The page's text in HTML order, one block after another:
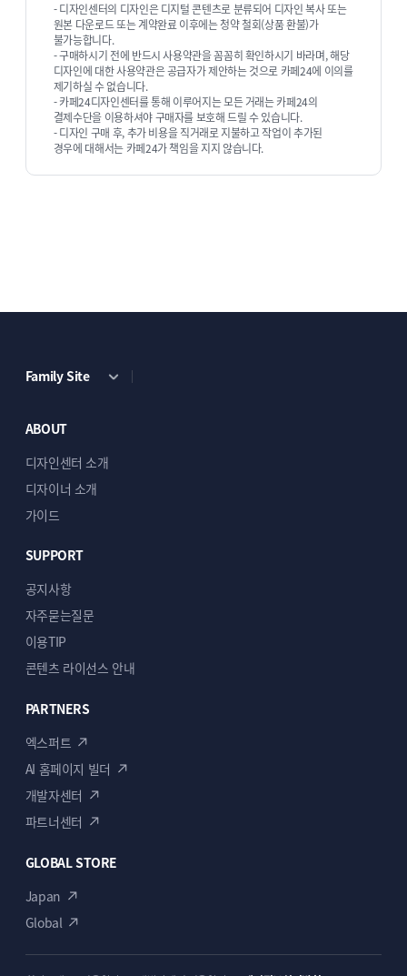
- 디자인센터의 디자인은 디지털 콘텐츠로 분류되어 디자인 복사 또는
원본 다운로드 또는 계약완료 이후에는 청약 철회(상품 환불)가
불가능합니다.
- 구매하시기 전에 반드시 사용약관을 꼼꼼히 확인하시기 바라며, 해당
디자인에 대한 사용약관은 공급자가 제안하는 것으로 카페24에 이의를
제기하실 수 없습니다.
- 카페24디자인센터를 통해 이루어지는 모든 거래는 카페24의
결제수단을 이용하셔야 구매자를 보호해 드릴 수 있습니다.
- 디자인 구매 후, 추가 비용을 직거래로 지불하고 작업이 추가된
경우에 대해서는 카페24가 책임을 지지 않습니다.
Family Site
ABOUT
디자인센터 소개
디자이너 소개
가이드
SUPPORT
공지사항
자주묻는질문
이용TIP
콘텐츠 라이선스 안내
PARTNERS
엑스퍼트
AI 홈페이지 빌더
개발자센터
파트너센터
GLOBAL STORE
Japan
Global